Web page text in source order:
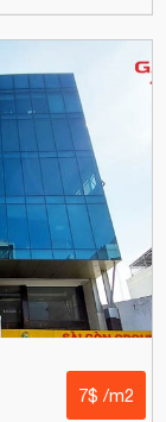
7$ /m2